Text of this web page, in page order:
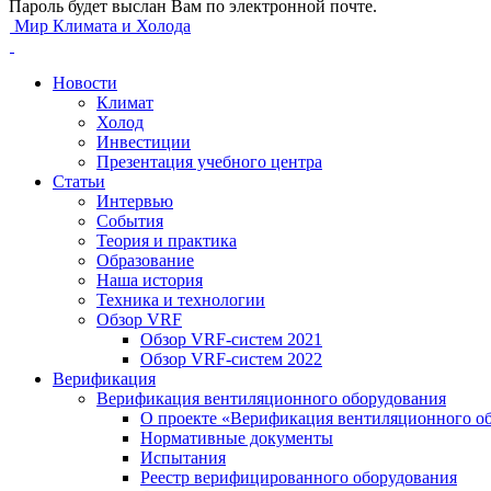
Пароль будет выслан Вам по электронной почте.
Мир Климата и Холода
Новости
Климат
Холод
Инвестиции
Презентация учебного центра
Статьи
Интервью
События
Теория и практика
Образование
Наша история
Техника и технологии
Обзор VRF
Обзор VRF-систем 2021
Обзор VRF-систем 2022
Верификация
Верификация вентиляционного оборудования
О проекте «Верификация вентиляционного
Нормативные документы
Испытания
Реестр верифицированного оборудования